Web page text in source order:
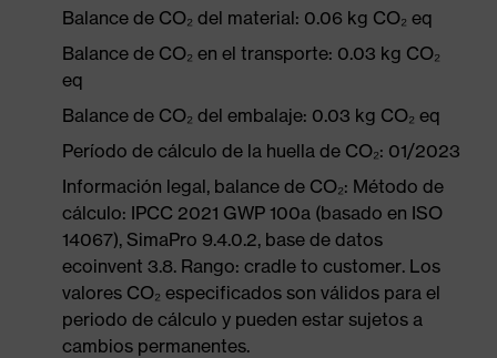
Balance de CO₂ del material: 0.06 kg CO₂ eq
Balance de CO₂ en el transporte: 0.03 kg CO₂
eq
Balance de CO₂ del embalaje: 0.03 kg CO₂ eq
Período de cálculo de la huella de CO₂: 01/2023
Información legal, balance de CO₂: Método de
cálculo: IPCC 2021 GWP 100a (basado en ISO
14067), SimaPro 9.4.0.2, base de datos
ecoinvent 3.8. Rango: cradle to customer. Los
valores CO₂ especificados son válidos para el
periodo de cálculo y pueden estar sujetos a
cambios permanentes.